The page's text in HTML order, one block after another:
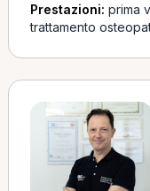
Prestazioni: prima
trattamento